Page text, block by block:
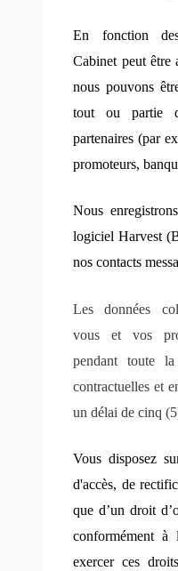
En fonction
Cabinet peut être
nous pouvons
tout ou partie
partenaires (par
promoteurs,
Nous
logiciel Harvest
nos contacts
Les données
vous et vos
pendant toute
contractuelles et
un délai de cinq
Vous disposez
d'accès, de
que d’un droit
conformément
exercer ces